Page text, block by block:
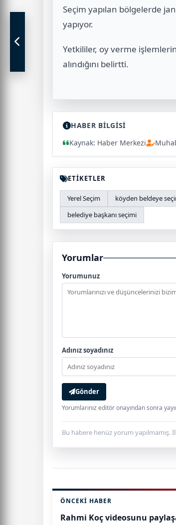
Seçim yapılan bölgelerde
yapıyor.
Yetkililer, oy verme
alındığını belirtti.
HABER BİLGİSİ
Kaynak: Haber Merkezi
ETİKETLER
Yerel Seçim köyden beldeye
belediye başkanı seçimi
Yorumlar
Yorumunuz
Adınız soyadınız
Gönder
Yorumlarınız editör onayından sonra
Bu habere henüz yorum yapılmamış.
ÖNCEKI HABER
Rahmi Koç videosunu